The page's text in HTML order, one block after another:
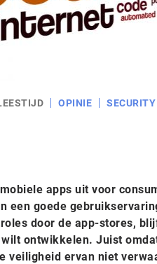
OPINIE
apps uit voor
een goede
door de app-stores,
ontwikkelen. Juist
veiligheid ervan niet